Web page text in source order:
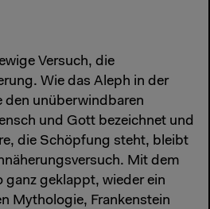
Versuch, die
Wie das Aleph in der
den unüberwindbaren
und Gott bezeichnet und
die Schöpfung steht, bleibt
Mit dem
ganz geklappt, wieder ein
Mythologie, Frankenstein